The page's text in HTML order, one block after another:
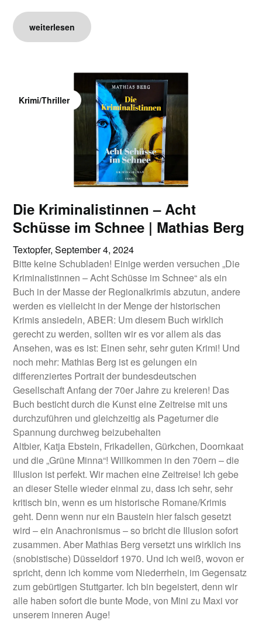
weiterlesen
Krimi/Thriller
Die Kriminalistinnen – Acht
Schüsse im Schnee | Mathias Berg
Textopfer,September 4, 2024
Bitte keine Schubladen! Einige werden versuchen „Die
Kriminalistinnen – Acht Schüsse im Schnee“ als ein
Buch in der Masse der Regionalkrimis abzutun, andere
werden es vielleicht in der Menge der historischen
Krimis ansiedeln, ABER: Um diesem Buch wirklich
gerecht zu werden, sollten wir es vor allem als das
Ansehen, was es ist: Einen sehr, sehr guten Krimi! Und
noch mehr: Mathias Berg ist es gelungen ein
differenziertes Portrait der bundesdeutschen
Gesellschaft Anfang der 70er Jahre zu kreieren! Das
Buch besticht durch die Kunst eine Zeitreise mit uns
durchzuführen und gleichzeitig als Pageturner die
Spannung durchweg beizubehalten
Altbier, Katja Ebstein, Frikadellen, Gürkchen, Doornkaat
und die „Grüne Minna“! Willkommen in den 70ern – die
Illusion ist perfekt. Wir machen eine Zeitreise! Ich gebe
an dieser Stelle wieder einmal zu, dass ich sehr, sehr
kritisch bin, wenn es um historische Romane/Krimis
geht. Denn wenn nur ein Baustein hier falsch gesetzt
wird – ein Anachronismus – so bricht die Illusion sofort
zusammen. Aber Mathias Berg versetzt uns wirklich ins
(snobistische) Düsseldorf 1970. Und ich weiß, wovon er
spricht, denn ich komme vom Niederrhein, im Gegensatz
zum gebürtigen Stuttgarter. Ich bin begeistert, denn wir
alle haben sofort die bunte Mode, von Mini zu Maxi vor
unserem inneren Auge!